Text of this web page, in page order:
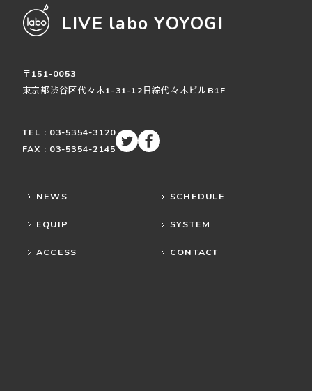
LIVE labo YOYOGI
〒151-0053
東京都渋谷区代々木1-31-12日綜代々木ビルB1F
TEL : 03-5354-3120
FAX : 03-5354-2145
NEWS SCHEDULE
EQUIP SYSTEM
ACCESS CONTACT